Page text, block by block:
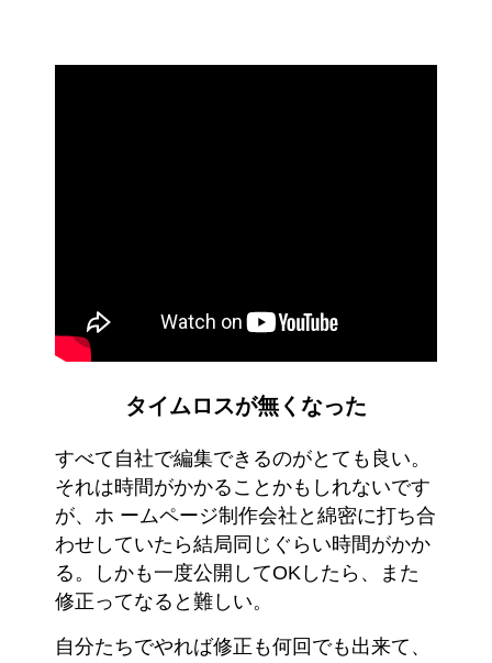
タイムロスが無くなった
すべて自社で編集できるのがとても良い。
それは時間がかかることかもしれないです
が、ホ ームページ制作会社と綿密に打ち合
わせしていたら結局同じぐらい時間がかか
る。しかも一度公開してOKしたら、また
修正ってなると難しい。
自分たちでやれば修正も何回でも出来て、